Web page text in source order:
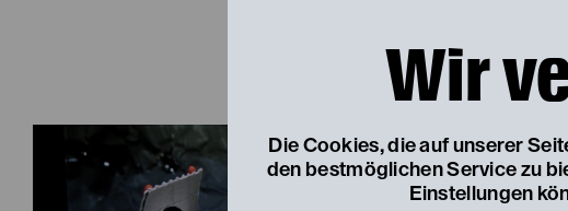
Wir
Die Cookies, die auf unserer
den bestmöglichen Service zu
Einstellungen